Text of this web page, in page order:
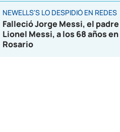
NEWELLS'S LO DESPIDIÓ EN REDES
Falleció Jorge Messi, el
Lionel Messi, a los 68 años en
Rosario